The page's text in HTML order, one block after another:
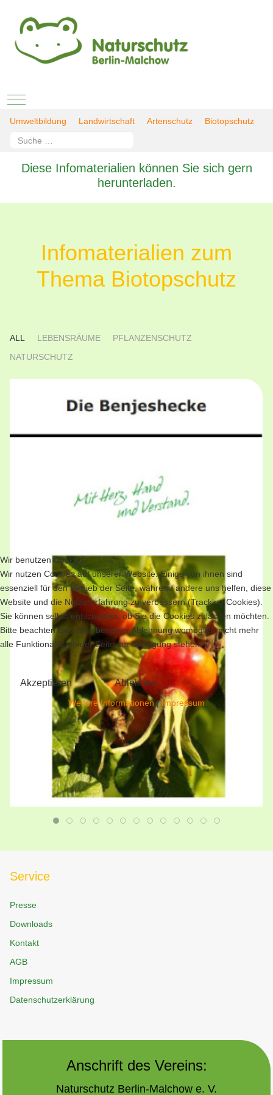
Mobile Menu Toggle
Umweltbildung Landwirtschaft Artenschutz
Biotopschutz
Suchen
Diese Infomaterialien können Sie sich gern
herunterladen.
Infomaterialien zum
Thema Biotopschutz
ALL LEBENSRÄUME
PFLANZENSCHUTZ
NATURSCHUTZ
Service
Presse
Downloads
Kontakt
AGB
Impressum
Datenschutzerklärung
Anschrift des Vereins:
Naturschutz Berlin-Malchow e. V.
Wir benutzen Cookies
Wir nutzen Cookies auf unserer Website. Einige von ihnen sind
essenziell für den Betrieb der Seite, während andere uns helfen, diese
Website und die Nutzererfahrung zu verbessern (Tracking Cookies).
Sie können selbst entscheiden, ob Sie die Cookies zulassen möchten.
Bitte beachten Sie, dass bei einer Ablehnung womöglich nicht mehr
alle Funktionalitäten der Seite zur Verfügung stehen.
Akzeptieren Ablehnen
Weitere Informationen|Impressum